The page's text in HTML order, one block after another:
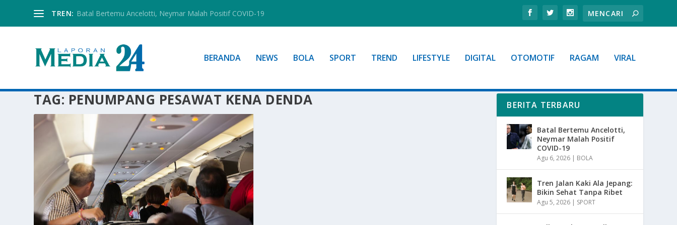
TREN: Batal Bertemu Ancelotti, Neymar Malah Positif COVID-19
BERANDA NEWS BOLA SPORT TREND LIFESTYLE DIGITAL OTOMOTIF RAGAM VIRAL
TAG: PENUMPANG PESAWAT KENA DENDA BERITA TERBARU
Batal Bertemu Ancelotti,
Neymar Malah Positif
COVID-19
Agu 6, 2026 | BOLA
Tren Jalan Kaki Ala Jepang:
Bikin Sehat Tanpa Ribet
Agu 5, 2026 | SPORT